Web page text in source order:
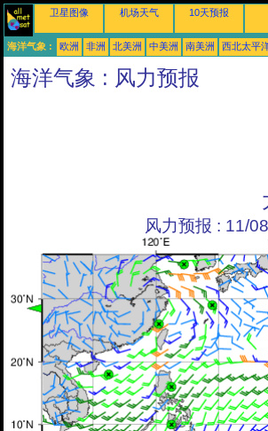
卫星图像 机场天气 10天预报
海洋气象 : 欧洲 非洲 北美洲 中美洲 南美洲 西北太平
海洋气象 : 风力预报
风力预报 : 11/